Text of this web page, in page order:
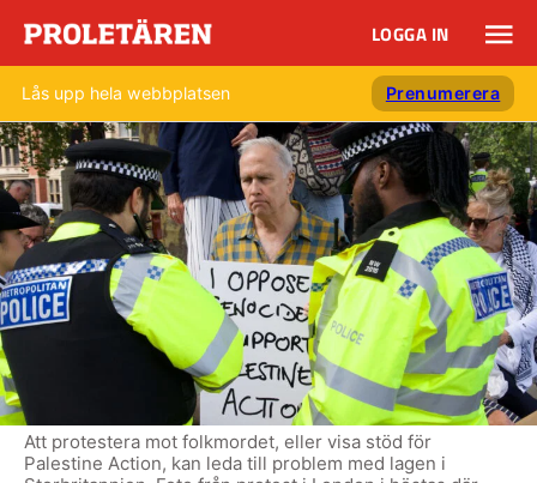
LOGGA IN
Lås upp hela webbplatsen Prenumerera
Att protestera mot folkmordet, eller visa stöd för
Palestine Action, kan leda till problem med lagen i